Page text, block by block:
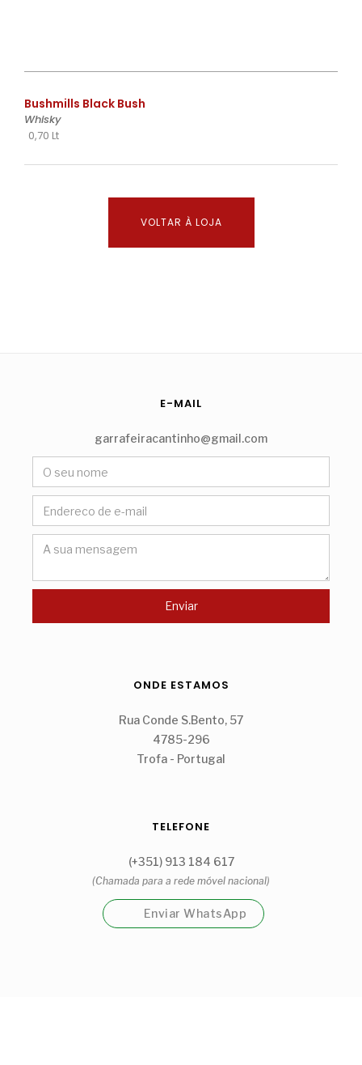
Bushmills Black Bush
Whisky
0,70 Lt
VOLTAR À LOJA
E-MAIL
garrafeiracantinho@gmail.com
ONDE ESTAMOS
Rua Conde S.Bento, 57
4785-296
Trofa - Portugal
TELEFONE
(+351) 913 184 617
(Chamada para a rede móvel nacional)
Enviar WhatsApp